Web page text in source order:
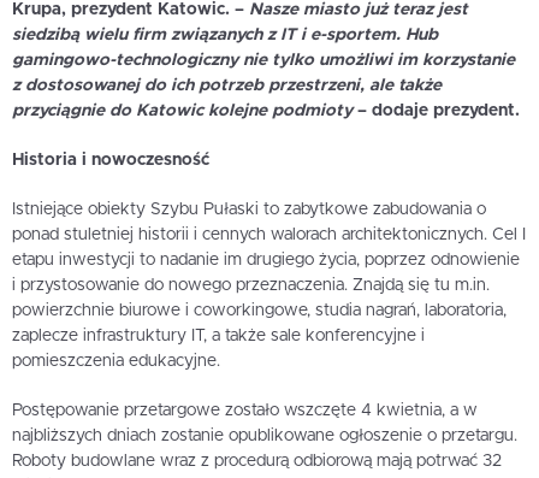
Krupa, prezydent Katowic. – Nasze miasto już teraz jest
siedzibą wielu firm związanych z IT i e-sportem. Hub
gamingowo-technologiczny nie tylko umożliwi im korzystanie
z dostosowanej do ich potrzeb przestrzeni, ale także
przyciągnie do Katowic kolejne podmioty– dodaje prezydent.
Historia i nowoczesność
Istniejące obiekty Szybu Pułaski to zabytkowe zabudowania o
ponad stuletniej historii i cennych walorach architektonicznych. Cel I
etapu inwestycji to nadanie im drugiego życia, poprzez odnowienie
i przystosowanie do nowego przeznaczenia. Znajdą się tu m.in.
powierzchnie biurowe i coworkingowe, studia nagrań, laboratoria,
zaplecze infrastruktury IT, a także sale konferencyjne i
pomieszczenia edukacyjne.
Postępowanie przetargowe zostało wszczęte 4 kwietnia, a w
najbliższych dniach zostanie opublikowane ogłoszenie o przetargu.
Roboty budowlane wraz z procedurą odbiorową mają potrwać 32